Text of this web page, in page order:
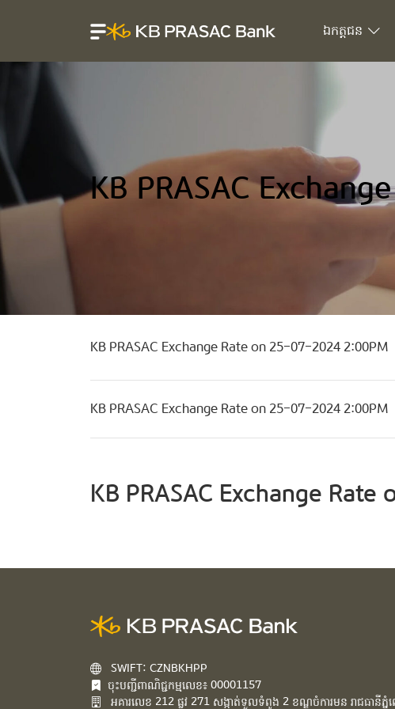
ឯកត្តជន
KB PRASAC
KB PRASAC Exchange Rate on 25-07-2024 2:00PM
KB PRASAC Exchange Rate on 25-07-2024 2:00PM
KB PRASAC Exchange
SWIFT: CZNBKHPP
ចុះបញ្ជីពាណិជ្ជកម្មលេខ៖ 00001157
អគារ​លេខ​ 212 ផ្លូវ 271 សង្កាត់ទួលទំពូង 2 ខណ្ឌចំការមន រាជធានីភ្នំ